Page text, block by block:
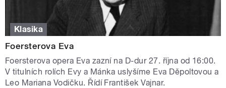
Klasika
Foersterova Eva
Foersterova opera Eva zazní na D-dur 27. října od 16:00.
V titulních rolích Evy a Mánka uslyšíme Eva Děpoltovou a
Leo Mariana Vodičku. Řídí František Vajnar.